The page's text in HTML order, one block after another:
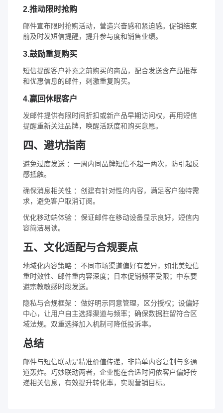
2.推动限时抢购
邮件宣布限时抢购活动，营造兴奋感和紧迫感。促销结束
前及时发短信提醒，提升参与度和销售业绩。
3.鼓励重复购买
短信提醒客户补充之前购买的商品，配合发送含产品推荐
和优惠信息的邮件，刺激重复购买。
4.赢回休眠客户
发邮件提供有限时间折扣或新产品早期访问权，再用短信
提醒重新关注品牌，唤醒活跃度和购买意愿。
四、避坑指南
避免过度发送 ：一周内同品牌短信不超一两次，防引起反
感抵触。
确保消息相关性 ：创建有针对性的内容，满足客户独特需
求，避免客户取消订阅。
优化移动端体验 ：保证邮件在移动设备显示良好，短信内
容简洁易读。
五、文化适配与合规要点
地域化内容策略 ：不同市场渠道偏好有差异，如北美短信
重时效性、邮件重内容深度；日本促销频率受限；中东要
避宗教敏感时段发送。
隐私与合规框架 ：做好明示同意管理，区分授权；设偏好
中心，让用户自主选择渠道与频率；确保数据驻留符合区
域法规。双重选择加入机制可降低投诉率。
总结
邮件与短信联动是精准价值传递，非简单内容复制与多通
道轰炸。巧妙联动两者，企业能在合适时间依客户偏好传
递相关信息，有效提升转化率，实现营销目标。